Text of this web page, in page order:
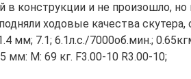
конструкции и не произошло, но
ходовые качества скутера,
мм; 7.1; 6.1л.с./7000об.мин.;
мм: М: 69 кг. F3.00-10 R3.00-10;